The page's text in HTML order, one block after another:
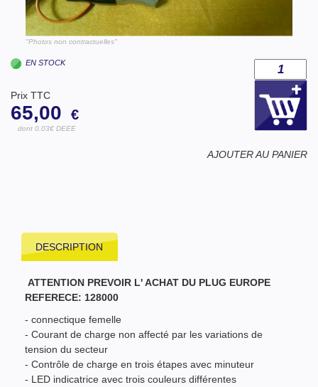
"Photos non contractuelles"
EN STOCK
Prix TTC
65,00 €
dont 0.03€ DEEE
AJOUTER AU PANIER
DESCRIPTION
ATTENTION PREVOIR L' ACHAT DU PLUG EUROPE
REFERECE: 128000
- connectique femelle
- Courant de charge non affecté par les variations de
tension du secteur
- Contrôle de charge en trois étapes avec minuteur
- LED indicatrice avec trois couleurs différentes